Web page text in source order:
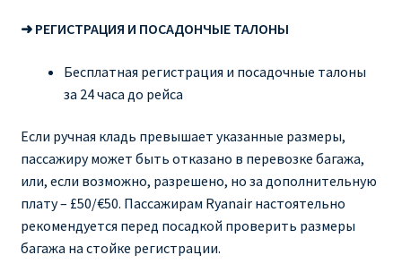
➜ РЕГИСТРАЦИЯ И ПОСАДОНЧЫЕ ТАЛОНЫ
Бесплатная регистрация и посадочные талоны
за 24 часа до рейса
Если ручная кладь превышает указанные размеры,
пассажиру может быть отказано в перевозке багажа,
или, если возможно, разрешено, но за дополнительную
плату – £50/€50. Пассажирам Ryanair настоятельно
рекомендуется перед посадкой проверить размеры
багажа на стойке регистрации.